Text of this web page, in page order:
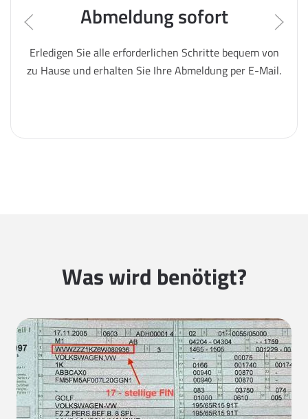
Abmeldung sofort
Erledigen Sie alle erforderlichen Schritte bequem von
zu Hause und erhalten Sie Ihre Abmeldung per E-Mail.
Was wird benötigt?